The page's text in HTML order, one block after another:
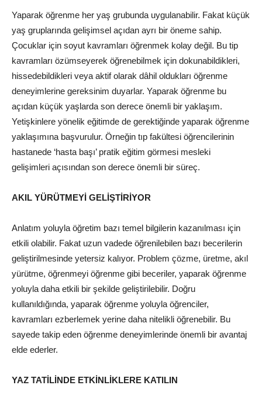
Yaparak öğrenme her yaş grubunda uygulanabilir. Fakat küçük
yaş gruplarında gelişimsel açıdan ayrı bir öneme sahip.
Çocuklar için soyut kavramları öğrenmek kolay değil. Bu tip
kavramları özümseyerek öğrenebilmek için dokunabildikleri,
hissedebildikleri veya aktif olarak dâhil oldukları öğrenme
deneyimlerine gereksinim duyarlar. Yaparak öğrenme bu
açıdan küçük yaşlarda son derece önemli bir yaklaşım.
Yetişkinlere yönelik eğitimde de gerektiğinde yaparak öğrenme
yaklaşımına başvurulur. Örneğin tıp fakültesi öğrencilerinin
hastanede ‘hasta başı’ pratik eğitim görmesi mesleki
gelişimleri açısından son derece önemli bir süreç.
AKIL YÜRÜTMEYİ GELİŞTİRİYOR
Anlatım yoluyla öğretim bazı temel bilgilerin kazanılması için
etkili olabilir. Fakat uzun vadede öğrenilebilen bazı becerilerin
geliştirilmesinde yetersiz kalıyor. Problem çözme, üretme, akıl
yürütme, öğrenmeyi öğrenme gibi beceriler, yaparak öğrenme
yoluyla daha etkili bir şekilde geliştirilebilir. Doğru
kullanıldığında, yaparak öğrenme yoluyla öğrenciler,
kavramları ezberlemek yerine daha nitelikli öğrenebilir. Bu
sayede takip eden öğrenme deneyimlerinde önemli bir avantaj
elde ederler.
YAZ TATİLİNDE ETKİNLİKLERE KATILIN